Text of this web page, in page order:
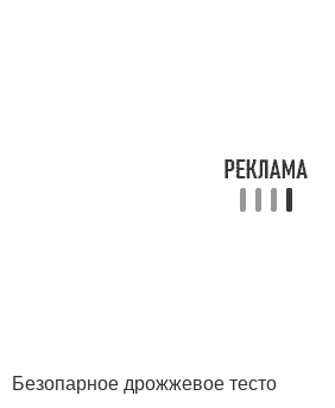
Безопарное дрожжевое тесто